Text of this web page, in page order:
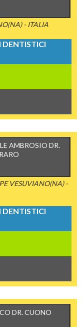
- ITALIA
AMBROSIO DR.
VESUVIANO(NA) -
DR. CUONO